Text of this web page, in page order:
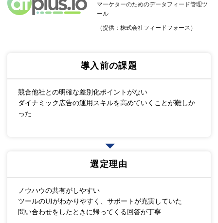
マーケターのためのデータフィード管理ツ
ール
（提供：株式会社フィードフォース）
導入前の課題
競合他社との明確な差別化ポイントがない
ダイナミック広告の運用スキルを高めていくことが難しか
った
選定理由
ノウハウの共有がしやすい
ツールのUIがわかりやすく、サポートが充実していた
問い合わせをしたときに帰ってくる回答が丁寧